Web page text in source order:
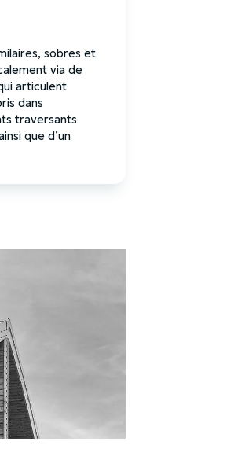
sobres et
via de
articulent
dans
traversants
que d’un